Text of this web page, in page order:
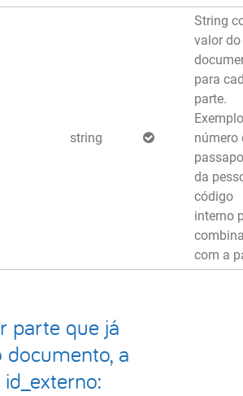
string
String
valor do
para
parte.
número
da
código
interno
com a
parte que já
documento, a